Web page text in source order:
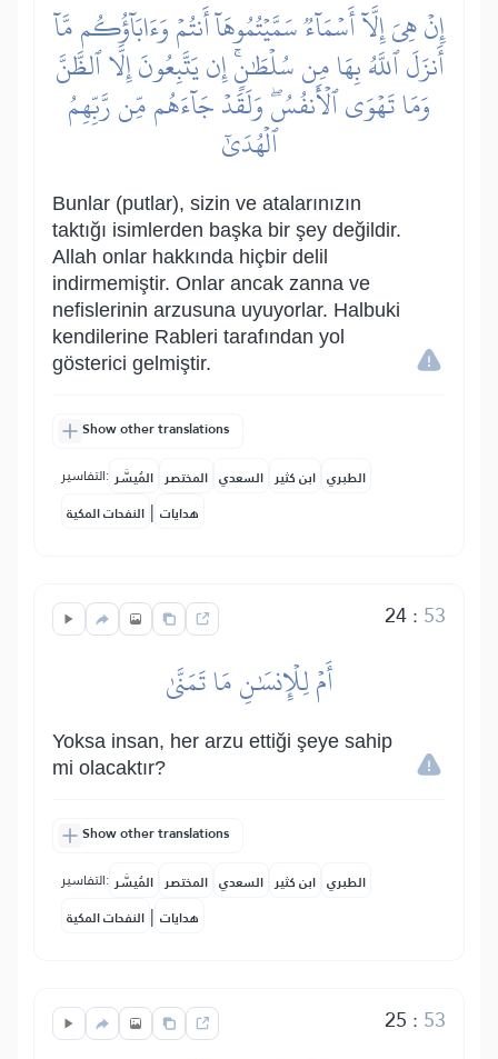
إِنۡ هِيَ إِلَّآ أَسۡمَآءٞ سَمَّيۡتُمُوهَآ أَنتُمۡ وَءَابَآؤُكُم مَّآ
أَنزَلَ ٱللَّهُ بِهَا مِن سُلۡطَٰنٍۚ إِن يَتَّبِعُونَ إِلَّا ٱلظَّنَّ
وَمَا تَهۡوَى ٱلۡأَنفُسُۖ وَلَقَدۡ جَآءَهُم مِّن رَّبِّهِمُ
ٱلۡهُدَىٰٓ
Bunlar (putlar), sizin ve atalarınızın
taktığı isimlerden başka bir şey değildir.
Allah onlar hakkında hiçbir delil
indirmemiştir. Onlar ancak zanna ve
nefislerinin arzusuna uyuyorlar. Halbuki
kendilerine Rableri tarafından yol
gösterici gelmiştir.
Show other translations
التفاسير: المُيسَّر المختصر السعدي ابن كثير الطبري
النفحات المكية | هدايات
24: 53
أَمۡ لِلۡإِنسَٰنِ مَا تَمَنَّىٰ
Yoksa insan, her arzu ettiği şeye sahip
mi olacaktır?
Show other translations
التفاسير: المُيسَّر المختصر السعدي ابن كثير الطبري
النفحات المكية | هدايات
25 : 53